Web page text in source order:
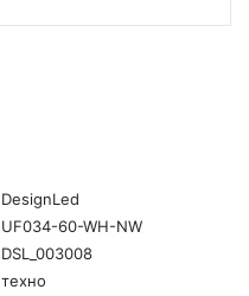
DesignLed
UF034-60-WH-NW
DSL_003008
техно